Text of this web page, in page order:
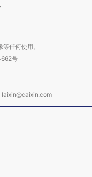
任何使用。
号